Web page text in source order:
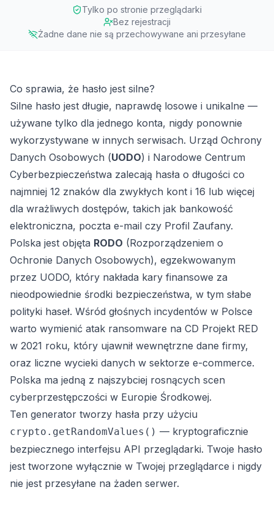
Tylko po stronie przeglądarki
Bez rejestracji
Żadne dane nie są przechowywane ani przesyłane
Co sprawia, że hasło jest silne?
Silne hasło jest długie, naprawdę losowe i unikalne —
używane tylko dla jednego konta, nigdy ponownie
wykorzystywane w innych serwisach. Urząd Ochrony
Danych Osobowych (UODO) i Narodowe Centrum
Cyberbezpieczeństwa zalecają hasła o długości co
najmniej 12 znaków dla zwykłych kont i 16 lub więcej
dla wrażliwych dostępów, takich jak bankowość
elektroniczna, poczta e-mail czy Profil Zaufany.
Polska jest objęta RODO (Rozporządzeniem o
Ochronie Danych Osobowych), egzekwowanym
przez UODO, który nakłada kary finansowe za
nieodpowiednie środki bezpieczeństwa, w tym słabe
polityki haseł. Wśród głośnych incydentów w Polsce
warto wymienić atak ransomware na CD Projekt RED
w 2021 roku, który ujawnił wewnętrzne dane firmy,
oraz liczne wycieki danych w sektorze e-commerce.
Polska ma jedną z najszybciej rosnących scen
cyberprzestępczości w Europie Środkowej.
Ten generator tworzy hasła przy użyciu
crypto.getRandomValues() — kryptograficznie
bezpiecznego interfejsu API przeglądarki. Twoje hasło
jest tworzone wyłącznie w Twojej przeglądarce i nigdy
nie jest przesyłane na żaden serwer.